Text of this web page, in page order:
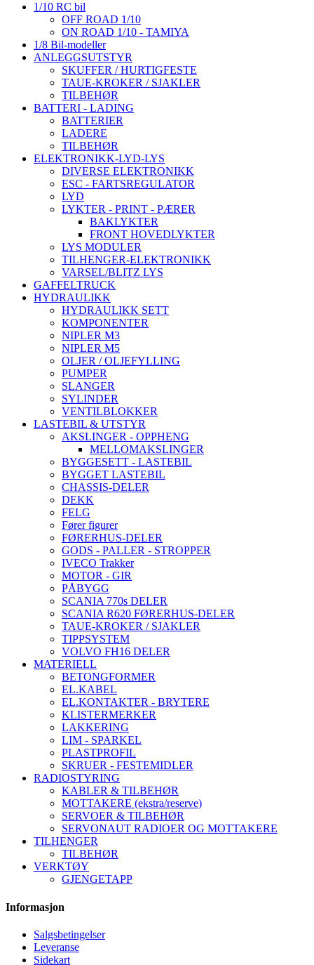
1/10 RC bil
OFF ROAD 1/10
ON ROAD 1/10 - TAMIYA
1/8 Bil-modeller
ANLEGGSUTSTYR
SKUFFER / HURTIGFESTE
TAUE-KROKER / SJAKLER
TILBEHØR
BATTERI - LADING
BATTERIER
LADERE
TILBEHØR
ELEKTRONIKK-LYD-LYS
DIVERSE ELEKTRONIKK
ESC - FARTSREGULATOR
LYD
LYKTER - PRINT - PÆRER
BAKLYKTER
FRONT HOVEDLYKTER
LYS MODULER
TILHENGER-ELEKTRONIKK
VARSEL/BLITZ LYS
GAFFELTRUCK
HYDRAULIKK
HYDRAULIKK SETT
KOMPONENTER
NIPLER M3
NIPLER M5
OLJER / OLJEFYLLING
PUMPER
SLANGER
SYLINDER
VENTILBLOKKER
LASTEBIL & UTSTYR
AKSLINGER - OPPHENG
MELLOMAKSLINGER
BYGGESETT - LASTEBIL
BYGGET LASTEBIL
CHASSIS-DELER
DEKK
FELG
Fører figurer
FØRERHUS-DELER
GODS - PALLER - STROPPER
IVECO Trakker
MOTOR - GIR
PÅBYGG
SCANIA 770s DELER
SCANIA R620 FØRERHUS-DELER
TAUE-KROKER / SJAKLER
TIPPSYSTEM
VOLVO FH16 DELER
MATERIELL
BETONGFORMER
EL.KABEL
EL.KONTAKTER - BRYTERE
KLISTERMERKER
LAKKERING
LIM - SPARKEL
PLASTPROFIL
SKRUER - FESTEMIDLER
RADIOSTYRING
KABLER & TILBEHØR
MOTTAKERE (ekstra/reserve)
SERVOER & TILBEHØR
SERVONAUT RADIOER OG MOTTAKERE
TILHENGER
TILBEHØR
VERKTØY
GJENGETAPP
Informasjon
Salgsbetingelser
Leveranse
Sidekart